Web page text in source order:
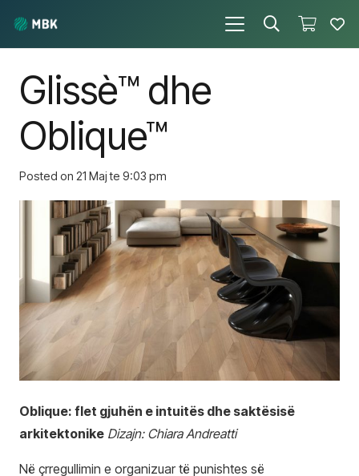
Glissè™ dhe
Oblique™
Posted on 21 Maj te 9:03 pm
Oblique: flet gjuhën e intuitës dhe saktësisë
arkitektonike Dizajn: Chiara Andreatti
Në çrregullimin e organizuar të punishtes së